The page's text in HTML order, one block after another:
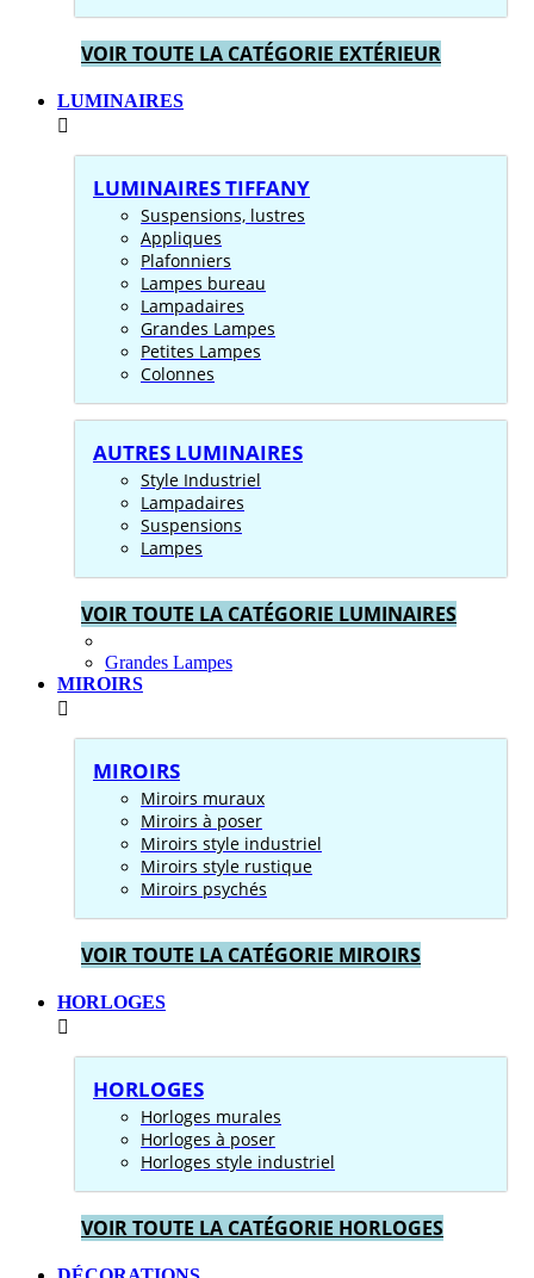
VOIR TOUTE LA CATÉGORIE EXTÉRIEUR
LUMINAIRES
LUMINAIRES TIFFANY
Suspensions, lustres
Appliques
Plafonniers
Lampes bureau
Lampadaires
Grandes Lampes
Petites Lampes
Colonnes
AUTRES LUMINAIRES
Style Industriel
Lampadaires
Suspensions
Lampes
VOIR TOUTE LA CATÉGORIE LUMINAIRES
Grandes Lampes
MIROIRS
MIROIRS
Miroirs muraux
Miroirs à poser
Miroirs style industriel
Miroirs style rustique
Miroirs psychés
VOIR TOUTE LA CATÉGORIE MIROIRS
HORLOGES
HORLOGES
Horloges murales
Horloges à poser
Horloges style industriel
VOIR TOUTE LA CATÉGORIE HORLOGES